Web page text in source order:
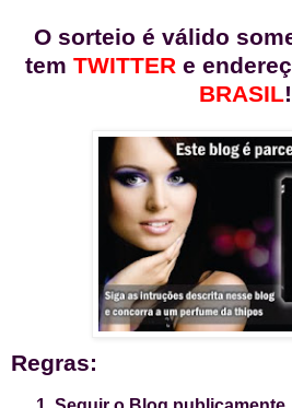
O sorteio é válido
tem TWITTER e
BRASIL!
Regras: